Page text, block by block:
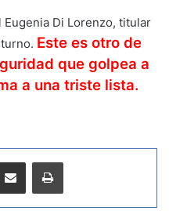
Eugenia Di Lorenzo, titular
Este es otro de
que golpea a
a una triste lista.